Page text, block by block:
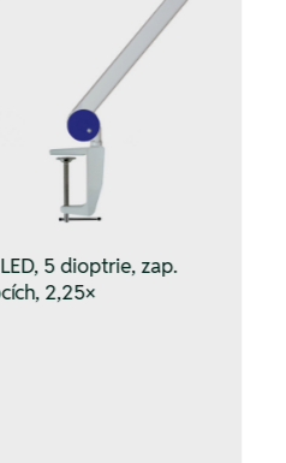
5 dioptrie, zap.
2,25×